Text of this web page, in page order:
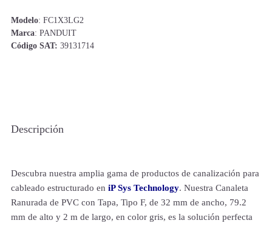
Modelo: FC1X3LG2
Marca: PANDUIT
Código SAT: 39131714
Descripción
Descubra nuestra amplia gama de productos de canalización para
cableado estructurado en iP Sys Technology. Nuestra Canaleta
Ranurada de PVC con Tapa, Tipo F, de 32 mm de ancho, 79.2
mm de alto y 2 m de largo, en color gris, es la solución perfecta